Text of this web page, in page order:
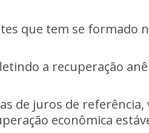
que tem se formado
a recuperação
de juros de
econômica